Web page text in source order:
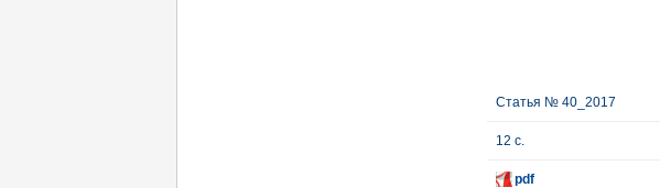
Статья № 40_2017
12 с.
pdf